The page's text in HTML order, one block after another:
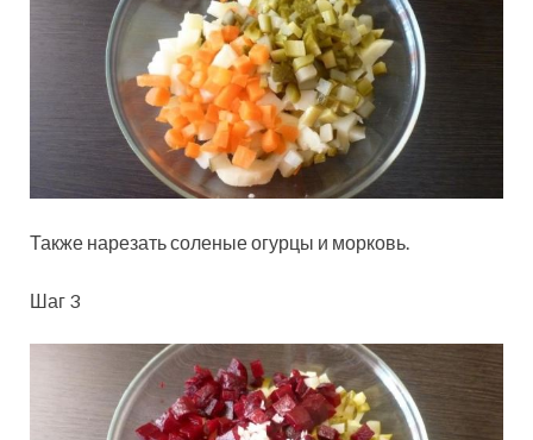
Также нарезать соленые огурцы и морковь.
Шаг 3